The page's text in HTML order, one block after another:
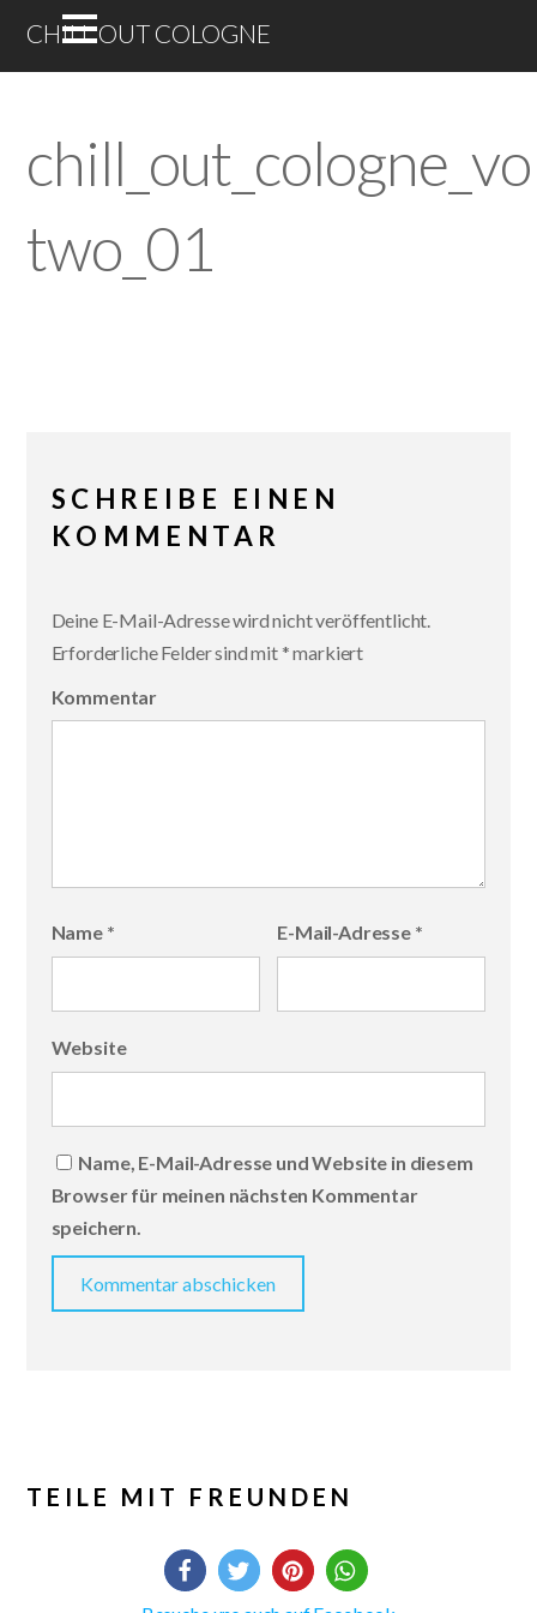
CHILL OUT COLOGNE
two_01
SCHREIBE EINEN
KOMMENTAR
Deine E-Mail-Adresse wird nicht veröffentlicht.
Erforderliche Felder sind mit *markiert
Kommentar
Name * E-Mail-Adresse *
Website
Name, E-Mail-Adresse und Website in diesem
Browser für meinen nächsten Kommentar
speichern.
TEILE MIT FREUNDEN